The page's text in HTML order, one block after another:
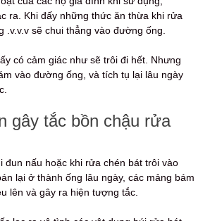
ra. Khi đấy những thức ăn thừa khi rửa
.v.v.v sẽ chui thẳng vào đường ống.
có cảm giác như sẽ trôi đi hết. Nhưng
vào đường ống, và tích tụ lại lâu ngày
gây tắc bồn chậu rửa
đun nấu hoặc khi rửa chén bát trôi vào
lại ở thành ống lâu ngày, các mảng bám
lên và gây ra hiện tượng tắc.